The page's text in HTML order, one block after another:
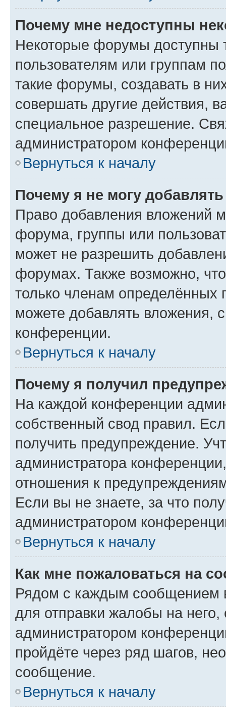
Почему мне недоступны
Некоторые форумы доступны
пользователям или группам
такие форумы, создавать в
совершать другие действия,
специальное разрешение.
администратором
Вернуться к началу
Почему я не могу
Право добавления вложений
форума, группы или
может не разрешить
форумах. Также возможно,
только членам определённых
можете добавлять вложения,
конференции.
Вернуться к началу
Почему я получил
На каждой конференции
собственный свод правил.
получить предупреждение.
администратора
отношения к
Если вы не знаете, за что
администратором
Вернуться к началу
Как мне пожаловаться на
Рядом с каждым сообщением
для отправки жалобы на
администратором
пройдёте через ряд шагов,
сообщение.
Вернуться к началу